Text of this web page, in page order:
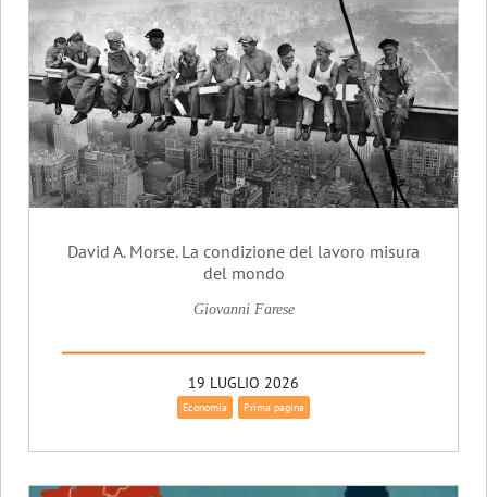
David A. Morse. La condizione del lavoro misura
del mondo
Giovanni Farese
19 LUGLIO 2026
Economia Prima pagina